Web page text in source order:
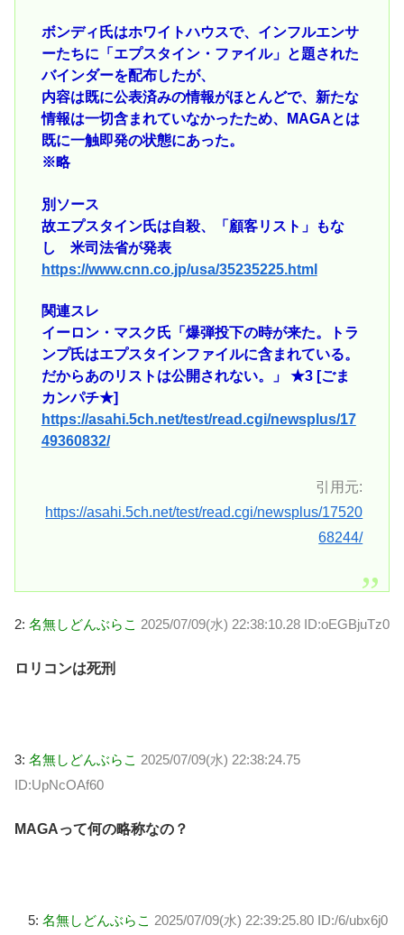
ボンディ氏はホワイトハウスで、インフルエンサ
ーたちに「エプスタイン・ファイル」と題された
バインダーを配布したが、
内容は既に公表済みの情報がほとんどで、新たな
情報は一切含まれていなかったため、MAGAとは
既に一触即発の状態にあった。
※略
別ソース
故エプスタイン氏は自殺、「顧客リスト」もな
し 米司法省が発表
https://www.cnn.co.jp/usa/35235225.html
関連スレ
イーロン・マスク氏「爆弾投下の時が来た。トラ
ンプ氏はエプスタインファイルに含まれている。
だからあのリストは公開されない。」 ★3 [ごま
カンパチ★]
https://asahi.5ch.net/test/read.cgi/newsplus/17
49360832/
引用元:
https://asahi.5ch.net/test/read.cgi/newsplus/17520
68244/
2: 名無しどんぶらこ 2025/07/09(水) 22:38:10.28 ID:oEGBjuTz0
ロリコンは死刑
3: 名無しどんぶらこ 2025/07/09(水) 22:38:24.75
ID:UpNcOAf60
MAGAって何の略称なの？
5: 名無しどんぶらこ 2025/07/09(水) 22:39:25.80 ID:/6/ubx6j0